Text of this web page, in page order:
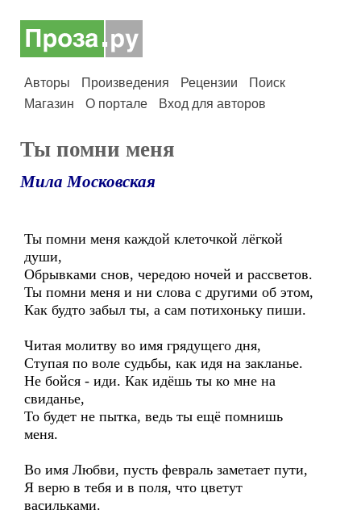
Авторы Произведения Рецензии
Поиск
Магазин
О портале Вход для авторов
Ты помни меня
Мила Московская
Ты помни меня каждой клеточкой лёгкой
души,
Обрывками снов, чередою ночей и рассветов.
Ты помни меня и ни слова с другими об этом,
Как будто забыл ты, а сам потихоньку пиши.
Читая молитву во имя грядущего дня,
Ступая по воле судьбы, как идя на закланье.
Не бойся - иди. Как идёшь ты ко мне на
свиданье,
То будет не пытка, ведь ты ещё помнишь
меня.
Во имя Любви, пусть февраль заметает пути,
Я верю в тебя и в поля, что цветут
васильками.